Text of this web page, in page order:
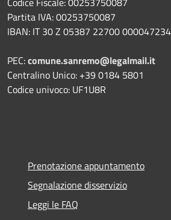
Partita IVA: 00253750087
IBAN: IT 30 Z 05387 22700
PEC:comune.sanremo@legalmail.it
Centralino Unico: +39 0184 5801
Codice univoco: UF1U8R
Prenotazione appuntamento
Segnalazione disservizio
Leggi le FAQ